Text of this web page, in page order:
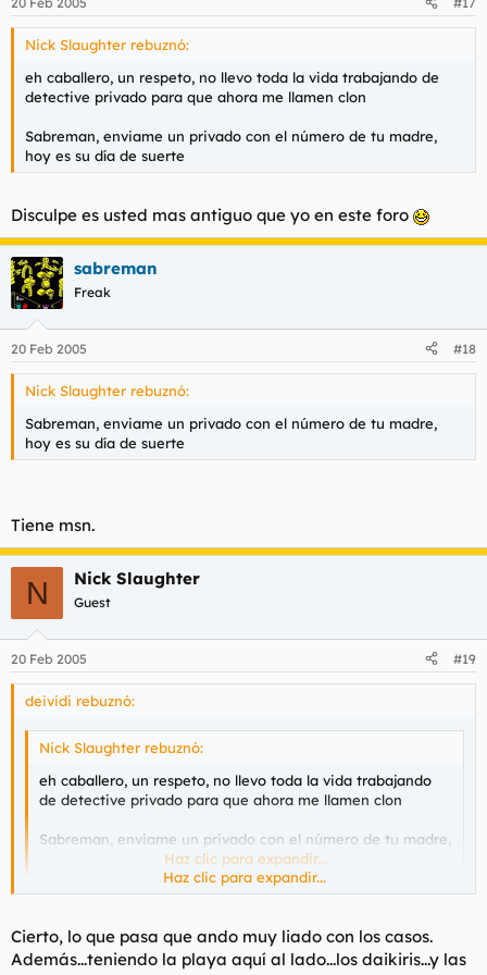
especial debilidad.
cuando la descargueis vereis como os suena.
Tropical Heat
Nick Slaughter rebuznó:
eh caballero, un respeto, no llevo toda la vida trabajando de
detective privado para que ahora me llamen clon
Sabreman, enviame un privado con el número de tu madre,
hoy es su día de suerte
Disculpe es usted mas antiguo que yo en este foro
sabreman
Freak
20 Feb 2005 #18
Nick Slaughter rebuznó:
Sabreman, enviame un privado con el número de tu madre,
hoy es su día de suerte
Tiene msn.
N Nick Slaughter
Guest
20 Feb 2005 #19
deividi rebuznó:
Nick Slaughter rebuznó:
eh caballero, un respeto, no llevo toda la vida trabajando
de detective privado para que ahora me llamen clon
Sabreman, enviame un privado con el número de tu madre,
hoy es su día de suerteHaz clic para expandir...
Haz clic para expandir...
Cierto, lo que pasa que ando muy liado con los casos.
Además...teniendo la playa aquí al lado...los daikiris...y las